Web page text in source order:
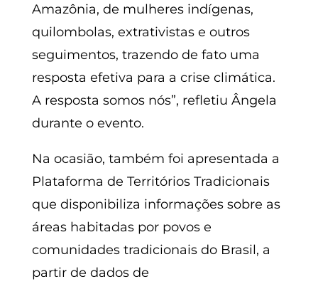
Amazônia, de mulheres indígenas,
quilombolas, extrativistas e outros
seguimentos, trazendo de fato uma
resposta efetiva para a crise climática.
A resposta somos nós”, refletiu Ângela
durante o evento.
Na ocasião, também foi apresentada a
Plataforma de Territórios Tradicionais
que disponibiliza informações sobre as
áreas habitadas por povos e
comunidades tradicionais do Brasil, a
partir de dados de